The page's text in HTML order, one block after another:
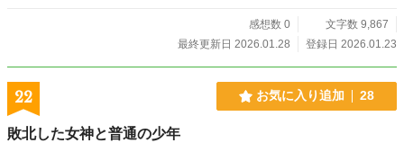
感想数 0
文字数 9,867
最終更新日 2026.01.28
登録日 2026.01.23
22 お気に入り追加 28
敗北した女神と普通の少年